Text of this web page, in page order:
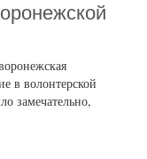
в волонтерской
замечательно,